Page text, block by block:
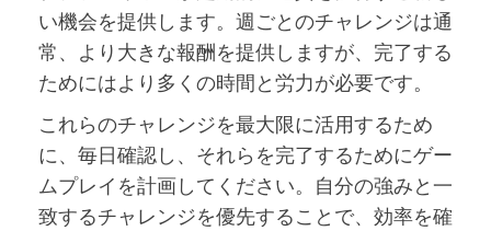
い機会を提供します。週ごとのチャレンジは通
常、より大きな報酬を提供しますが、完了する
ためにはより多くの時間と労力が必要です。
これらのチャレンジを最大限に活用するため
に、毎日確認し、それらを完了するためにゲー
ムプレイを計画してください。自分の強みと一
致するチャレンジを優先することで、効率を確